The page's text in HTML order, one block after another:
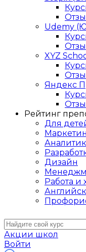
Udemy
XYZ
Яндекс
Рейтинг
Для
Дизайн
Работа и
Акции школ
Войти